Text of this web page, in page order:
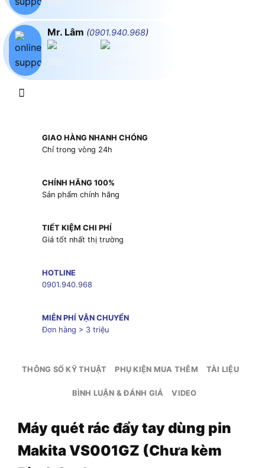
Mr. Lâm (0901.940.968)
GIAO HÀNG NHANH CHÓNG
Chỉ trong vòng 24h
CHÍNH HÃNG 100%
Sản phẩm chính hãng
TIẾT KIỆM CHI PHÍ
Giá tốt nhất thị trường
HOTLINE
0901.940.968
MIỄN PHÍ VẬN CHUYỂN
Đơn hàng > 3 triệu
THÔNG SỐ KỸ THUẬT PHỤ KIỆN MUA THÊM TÀI LIỆU
BÌNH LUẬN & ĐÁNH GIÁ VIDEO
Máy quét rác đẩy tay dùng pin
Makita VS001GZ (Chưa kèm